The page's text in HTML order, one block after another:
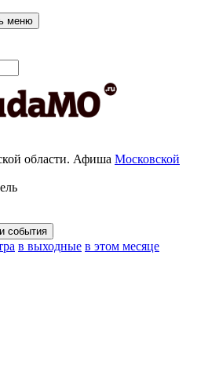
меню
области. Афиша Московской
в выходные в этом месяце